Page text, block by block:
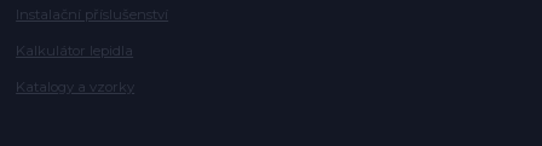
Instalační příslušenství
Kalkulátor lepidla
Katalogy a vzorky